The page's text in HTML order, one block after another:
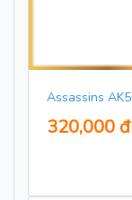
Assassins
320,000 đ